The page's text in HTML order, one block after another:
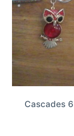
Cascades 6